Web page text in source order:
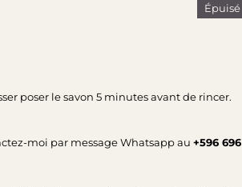
Épuisé
poser le savon 5 minutes avant de rincer.
moi par message Whatsapp au +596 696